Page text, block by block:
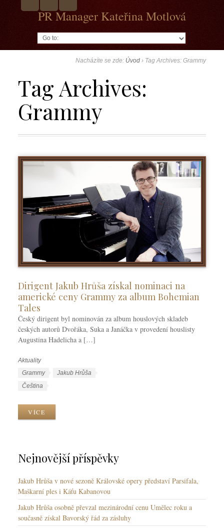
PR Manager Kateřina Motlová
Nacházíte se zde: Úvod › Tag Archives: Grammy
Tag Archives:
Grammy
Dirigent Jakub Hrůša získal nominaci na
americké ceny Grammy za album Bohemian
Tales
Český dirigent byl nominován za album houslových skladeb
českých autorů Dvořáka, Suka a Janáčka v provedení houslisty
Augustina Hadelicha a […]
R
i
Aktuality
Š
t
Grammy Jakub Hrůša
y
Čeština
VÍCE
Nejnovější příspěvky
Jakub Hrůša v nové sezoně Královské opery představí Parsifala,
Maškarní ples i Káťu Kabanovou
Jakub Hrůša osobně převzal mezinárodní cenu Umělec roku a
současně získal Bavorský řád za zásluhy